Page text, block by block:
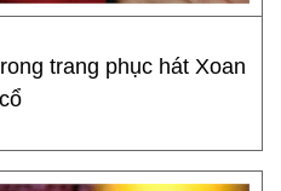
trang phục hát Xoan
cổ